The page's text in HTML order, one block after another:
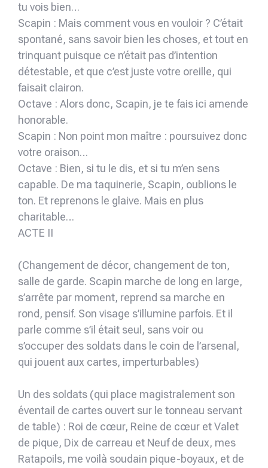
tu vois bien…
Scapin : Mais comment vous en vouloir ? C’était
spontané, sans savoir bien les choses, et tout en
trinquant puisque ce n’était pas d’intention
détestable, et que c’est juste votre oreille, qui
faisait clairon.
Octave : Alors donc, Scapin, je te fais ici amende
honorable.
Scapin : Non point mon maître : poursuivez donc
votre oraison…
Octave : Bien, si tu le dis, et si tu m’en sens
capable. De ma taquinerie, Scapin, oublions le
ton. Et reprenons le glaive. Mais en plus
charitable…
ACTE II
(Changement de décor, changement de ton,
salle de garde. Scapin marche de long en large,
s’arrête par moment, reprend sa marche en
rond, pensif. Son visage s’illumine parfois. Et il
parle comme s’il était seul, sans voir ou
s’occuper des soldats dans le coin de l’arsenal,
qui jouent aux cartes, imperturbables)
Un des soldats (qui place magistralement son
éventail de cartes ouvert sur le tonneau servant
de table) : Roi de cœur, Reine de cœur et Valet
de pique, Dix de carreau et Neuf de deux, mes
Ratapoils, me voilà soudain pique-boyaux, et de